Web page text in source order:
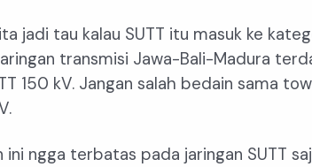
jadi tau kalau SUTT itu masuk ke
transmisi Jawa-Bali-Madura
150 kV. Jangan salah bedain sama
ngga terbatas pada jaringan SUTT